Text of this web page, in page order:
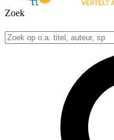
Zoek